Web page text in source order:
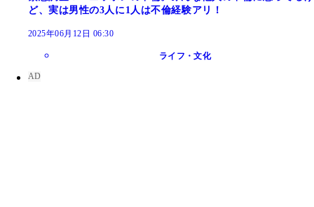
ど、実は男性の3人に1人は不倫経験アリ！
2025年06月12日 06:30
ライフ・文化